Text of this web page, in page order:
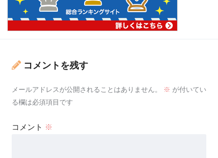
コメントを残す
メールアドレスが公開されることはありません。 ※ が付いてい
る欄は必須項目です
コメント ※